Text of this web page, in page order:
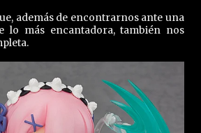
además de encontrarnos ante una
lo más encantadora, también nos